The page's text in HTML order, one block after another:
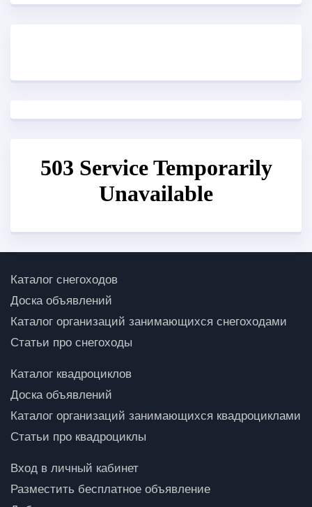
Каталог снегоходов
Доска объявлений
Каталог организаций занимающихся снегоходами
Статьи про снегоходы
Каталог квадроциклов
Доска объявлений
Каталог организаций занимающихся квадроциклами
Статьи про квадроциклы
Вход в личный кабинет
Разместить бесплатное объявление